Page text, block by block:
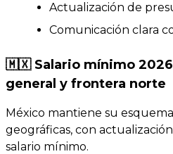
Actualización de
Comunicación clara
🇲🇽 Salario mínimo 2026
general y frontera norte
México mantiene su
geográficas, con
salario mínimo.